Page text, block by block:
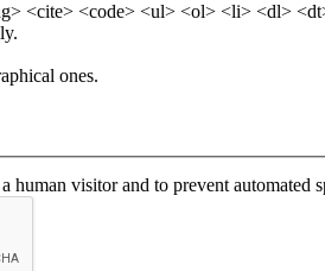
<cite> <code> <ul> <ol> <li> <dl>
ones.
human visitor and to prevent automated